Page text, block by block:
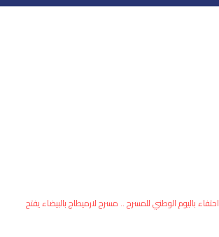
اقتصاد
العالم
احتفاء باليوم الوطني للمسرح .. مسرح لارميطاج بالبيضاء يفتح